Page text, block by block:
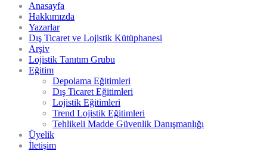
Anasayfa
Hakkımızda
Yazarlar
Dış Ticaret ve Lojistik Kütüphanesi
Arşiv
Lojistik Tanıtım Grubu
Eğitim
Depolama Eğitimleri
Dış Ticaret Eğitimleri
Lojistik Eğitimleri
Trend Lojistik Eğitimleri
Tehlikeli Madde Güvenlik Danışmanlığı
Üyelik
İletişim